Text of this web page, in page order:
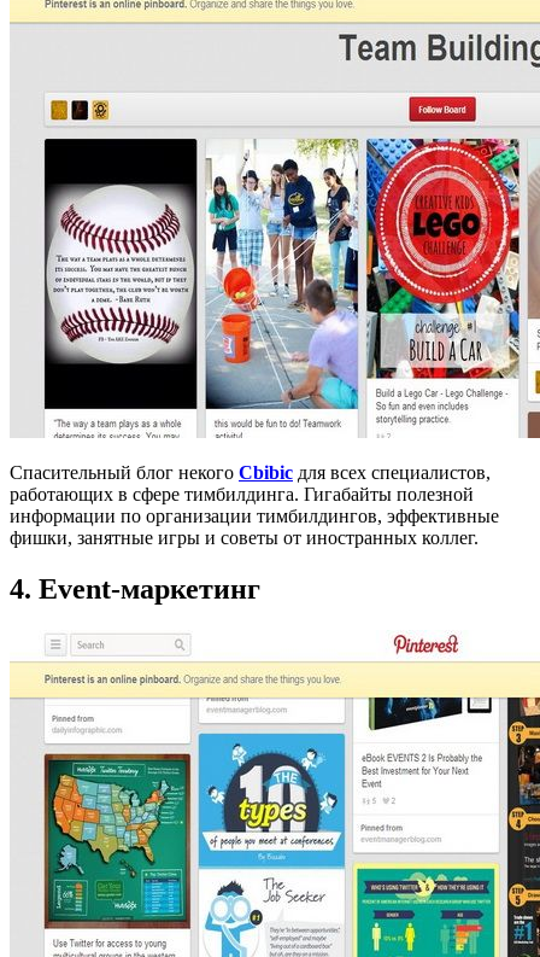
Спасительный блог некого Сbibic для всех специалистов,
работающих в сфере тимбилдинга. Гигабайты полезной
информации по организации тимбилдингов, эффективные
фишки, занятные игры и советы от иностранных коллег.
4. Event-маркетинг